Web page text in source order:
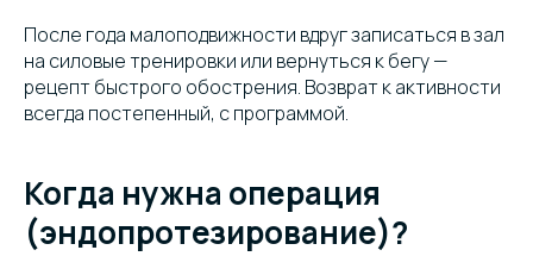
После года малоподвижности вдруг записаться в зал
на силовые тренировки или вернуться к бегу —
рецепт быстрого обострения. Возврат к активности
всегда постепенный, с программой.
Когда нужна операция
(эндопротезирование)?